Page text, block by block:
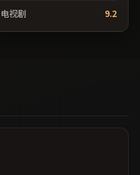
时间与记忆的缝隙里穿梭，
配乐与声场强化了情绪的层
次感；由诺兰执导，张译、
电视剧 9.2